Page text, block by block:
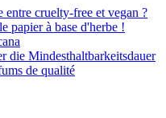
entre cruelty-free et vegan ?
papier à base d'herbe !
die Mindesthaltbarkeitsdauer
de qualité